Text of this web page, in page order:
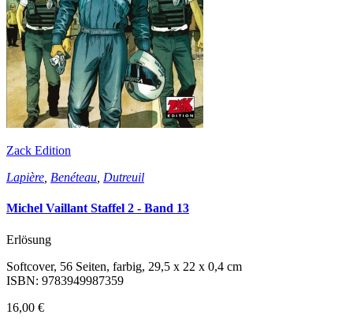
Zack Edition
Lapière Benéteau Dutreuil
Michel Vaillant Staffel 2 - Band 13
Erlösung
Softcover, 56 Seiten, farbig, 29,5 x 22 x 0,4 cm
ISBN: 9783949987359
16,00 €